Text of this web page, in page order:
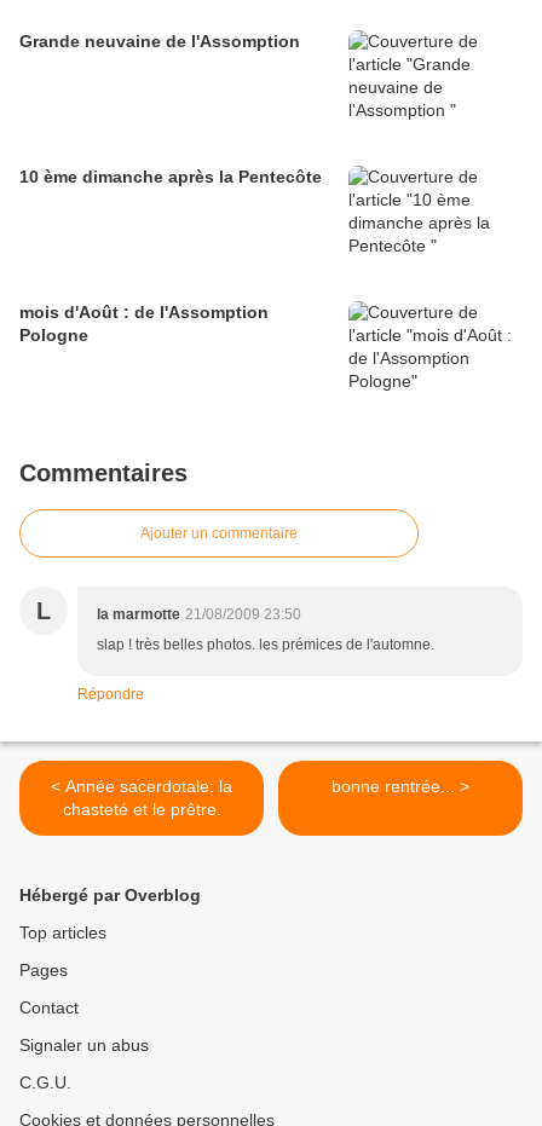
Grande neuvaine de l'Assomption
10 ème dimanche après la Pentecôte
mois d'Août : de l'Assomption
Pologne
Commentaires
Ajouter un commentaire
L la marmotte 21/08/2009 23:50
slap ! très belles photos. les prémices de l'automne.
Répondre
< Année sacerdotale: la
chasteté et le prêtre.
bonne rentrée... >
Hébergé par Overblog
Top articles
Pages
Contact
Signaler un abus
C.G.U.
Cookies et données personnelles